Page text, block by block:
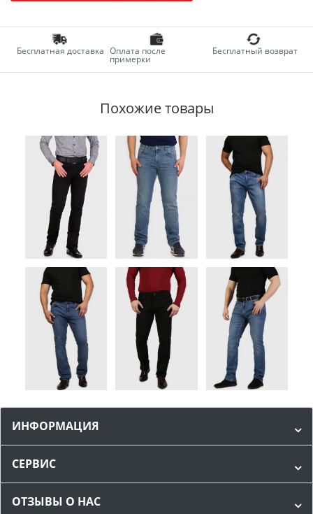
Бесплатная доставка Оплата после
примерки
Бесплатный возврат
Похожие товары
ИНФОРМАЦИЯ
СЕРВИС
ОТЗЫВЫ О НАС